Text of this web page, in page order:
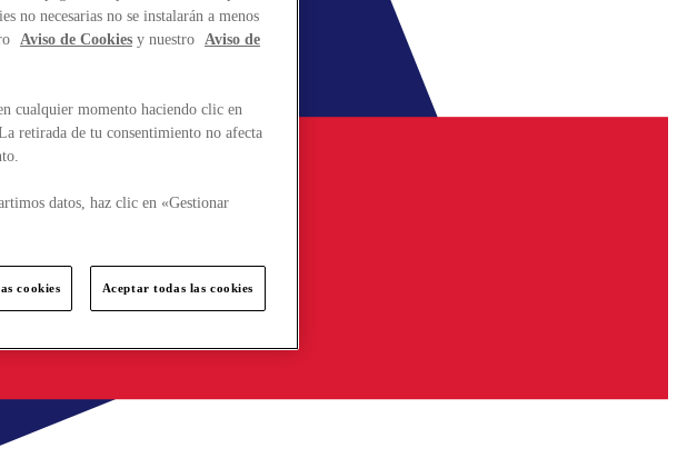
no necesarias no se instalarán a menos
Aviso de Cookies y nuestro Aviso de
cualquier momento haciendo clic en
retirada de tu consentimiento no afecta
datos, haz clic en «Gestionar
cookies Aceptar todas las cookies